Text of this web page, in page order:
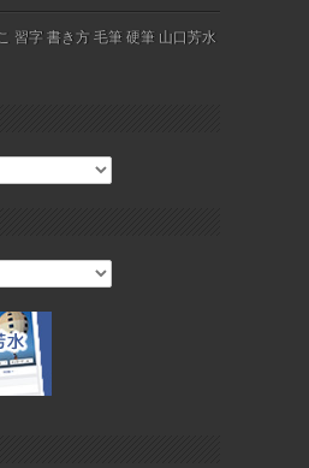
習字 書き方 毛筆 硬筆 山口芳水